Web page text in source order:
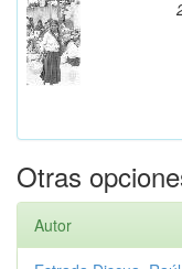
Otras
Autor